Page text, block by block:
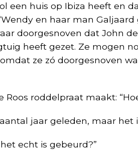
een huis op Ibiza heeft en
en haar man
doorgesnoven dat John
heeft gezet. Ze mogen
ze zó doorgesnoven
Roos roddelpraat maakt:
jaar geleden, maar het
echt is gebeurd?”